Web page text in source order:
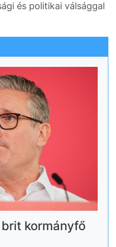
és politikai válsággal
kormányfő